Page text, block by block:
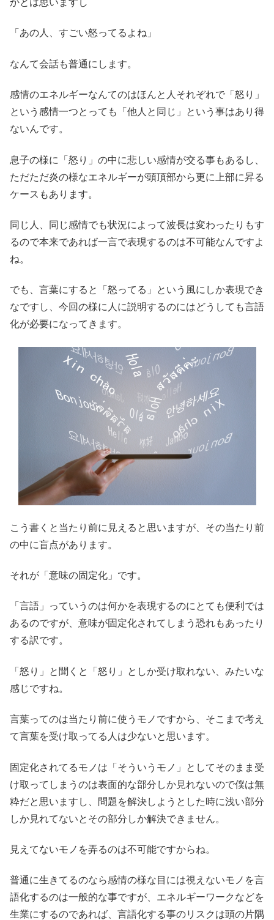
かとは思いますし
「あの人、すごい怒ってるよね」
なんて会話も普通にします。
感情のエネルギーなんてのはほんと人それぞれで「怒り」
という感情一つとっても「他人と同じ」という事はあり得
ないんです。
息子の様に「怒り」の中に悲しい感情が交る事もあるし、
ただただ炎の様なエネルギーが頭頂部から更に上部に昇る
ケースもあります。
同じ人、同じ感情でも状況によって波長は変わったりもす
るので本来であれば一言で表現するのは不可能なんですよ
ね。
でも、言葉にすると「怒ってる」という風にしか表現でき
なですし、今回の様に人に説明するのにはどうしても言語
化が必要になってきます。
こう書くと当たり前に見えると思いますが、その当たり前
の中に盲点があります。
それが「意味の固定化」です。
「言語」っていうのは何かを表現するのにとても便利では
あるのですが、意味が固定化されてしまう恐れもあったり
する訳です。
「怒り」と聞くと「怒り」としか受け取れない、みたいな
感じですね。
言葉ってのは当たり前に使うモノですから、そこまで考え
て言葉を受け取ってる人は少ないと思います。
固定化されてるモノは「そういうモノ」としてそのまま受
け取ってしまうのは表面的な部分しか見れないので僕は無
粋だと思いますし、問題を解決しようとした時に浅い部分
しか見れてないとその部分しか解決できません。
見えてないモノを弄るのは不可能ですからね。
普通に生きてるのなら感情の様な目には視えないモノを言
語化するのは一般的な事ですが、エネルギーワークなどを
生業にするのであれば、言語化する事のリスクは頭の片隅